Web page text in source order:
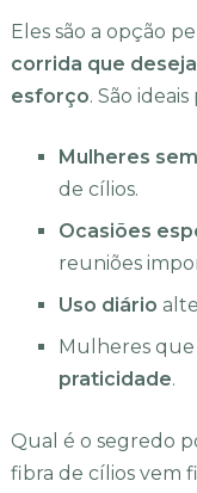
Eles são a opção
corrida que
esforço. São ideais
Mulheres
de cílios.
Ocasiões
reuniões
Uso diário
Mulheres
praticidade.
Qual é o segredo
fibra de cílios vem